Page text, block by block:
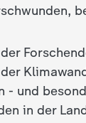
- und
in der